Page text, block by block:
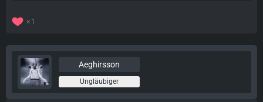
1
Aeghirsson
Ungläubiger